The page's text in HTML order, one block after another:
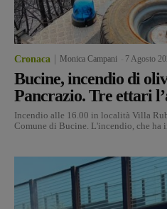
Cronaca Monica Campani 7 Agosto
Bucine, incendio di
Pancrazio. Tre ettari
Incendio alle 16.00 in località Villa
Comune di Bucine. L'incendio, che ha